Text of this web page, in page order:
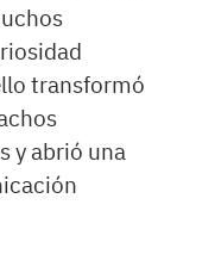
transformó
y abrió una